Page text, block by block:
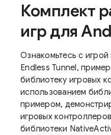
Комплект
игр для
Ознакомьтесь с
Endless Tunnel,
библиотеку игровых
использованием
примером,
игровых
библиотеки